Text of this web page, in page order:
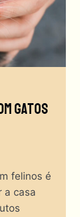
Gatos
felinos é
a casa